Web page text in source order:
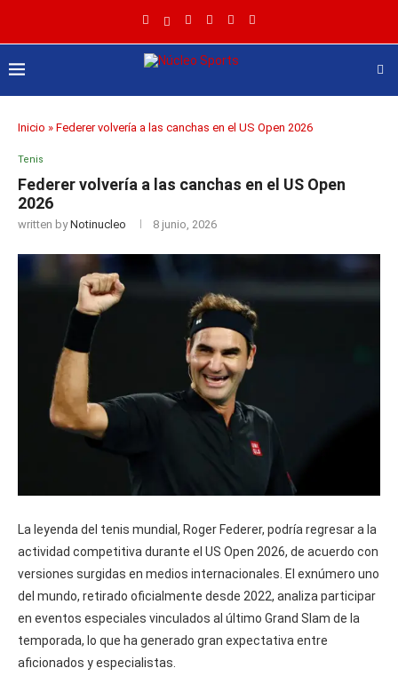
Inicio » Federer volvería a las canchas en el US Open 2026
Tenis
Federer volvería a las canchas en el US Open
2026
written byNotinucleo 8 junio, 2026
La leyenda del tenis mundial, Roger Federer, podría regresar a la
actividad competitiva durante el US Open 2026, de acuerdo con
versiones surgidas en medios internacionales. El exnúmero uno
del mundo, retirado oficialmente desde 2022, analiza participar
en eventos especiales vinculados al último Grand Slam de la
temporada, lo que ha generado gran expectativa entre
aficionados y especialistas.